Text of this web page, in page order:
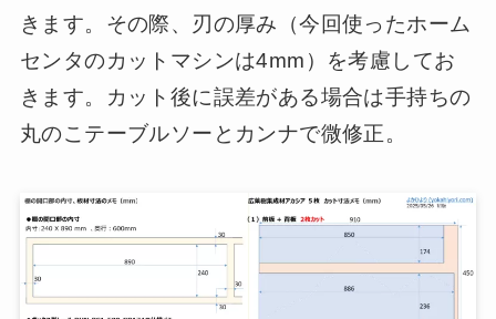
きます。その際、刃の厚み（今回使ったホーム
センタのカットマシンは4mm）を考慮してお
きます。カット後に誤差がある場合は手持ちの
丸のこテーブルソーとカンナで微修正。